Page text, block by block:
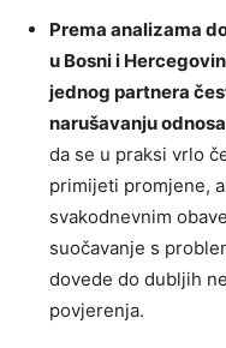
Prema analizama
u Bosni i
jednog partnera
narušavanju odnosa
da se u praksi vrlo
primijeti promjene,
svakodnevnim
suočavanje s
dovede do dubljih
povjerenja.